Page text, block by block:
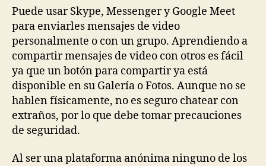
Puede usar Skype, Messenger y Google Meet
para enviarles mensajes de video
personalmente o con un grupo. Aprendiendo a
compartir mensajes de video con otros es fácil
ya que un botón para compartir ya está
disponible en su Galería o Fotos. Aunque no se
hablen físicamente, no es seguro chatear con
extraños, por lo que debe tomar precauciones
de seguridad.
Al ser una plataforma anónima ninguno de los